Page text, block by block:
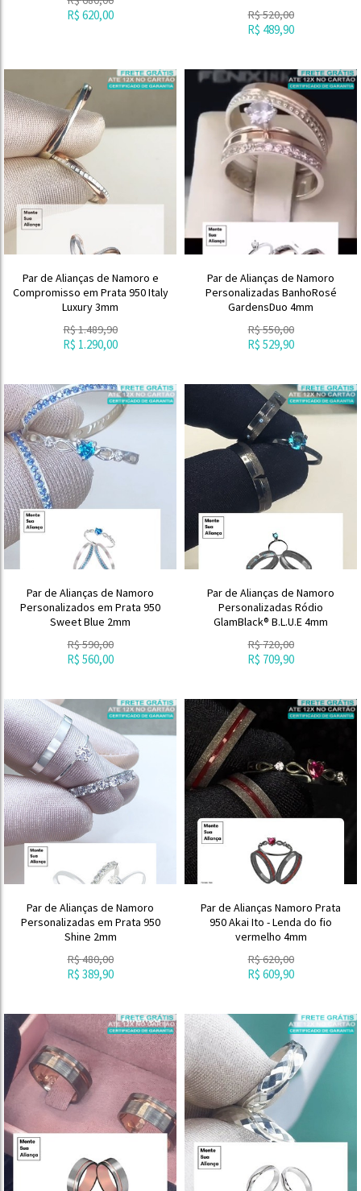
R$ 620,00 R$520,00
R$ 489,90
Par de Alianças de Namoro e
Compromisso em Prata 950 Italy
Luxury 3mm
R$1.489,90
R$ 1.290,00
Par de Alianças de Namoro
Personalizadas BanhoRosé
GardensDuo 4mm
R$550,00
R$ 529,90
Par de Alianças de Namoro
Personalizados em Prata 950
Sweet Blue 2mm
R$590,00
R$ 560,00
Par de Alianças de Namoro
Personalizadas Ródio
GlamBlack® B.L.U.E 4mm
R$720,00
R$ 709,90
Par de Alianças de Namoro
Personalizadas em Prata 950
Shine 2mm
R$480,00
R$ 389,90
Par de Alianças Namoro Prata
950 Akai Ito - Lenda do fio
vermelho 4mm
R$620,00
R$ 609,90